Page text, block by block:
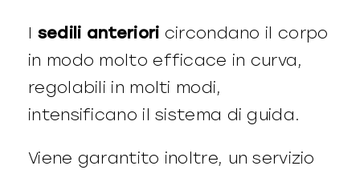
I sedili anteriori circondano il corpo
in modo molto efficace in curva,
regolabili in molti modi,
intensificano il sistema di guida.
Viene garantito inoltre, un servizio